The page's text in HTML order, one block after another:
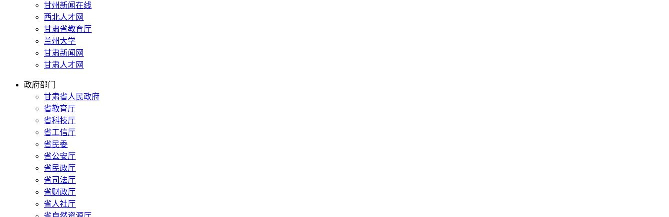
甘州新闻在线
西北人才网
甘肃省教育厅
兰州大学
甘肃新闻网
甘肃人才网
政府部门
甘肃省人民政府
省教育厅
省科技厅
省工信厅
省民委
省公安厅
省民政厅
省司法厅
省财政厅
省人社厅